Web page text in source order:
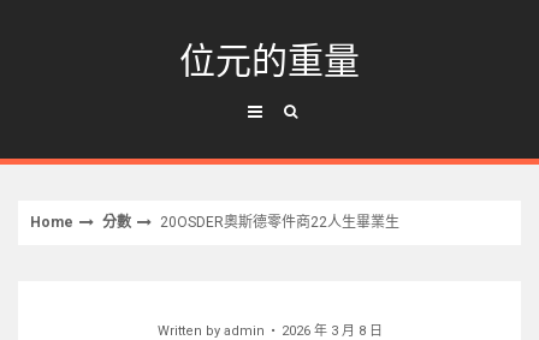
位元的重量
Home 分數 20OSDER奧斯德零件商22人生畢業生
Written by admin 2026 年 3 月 8 日